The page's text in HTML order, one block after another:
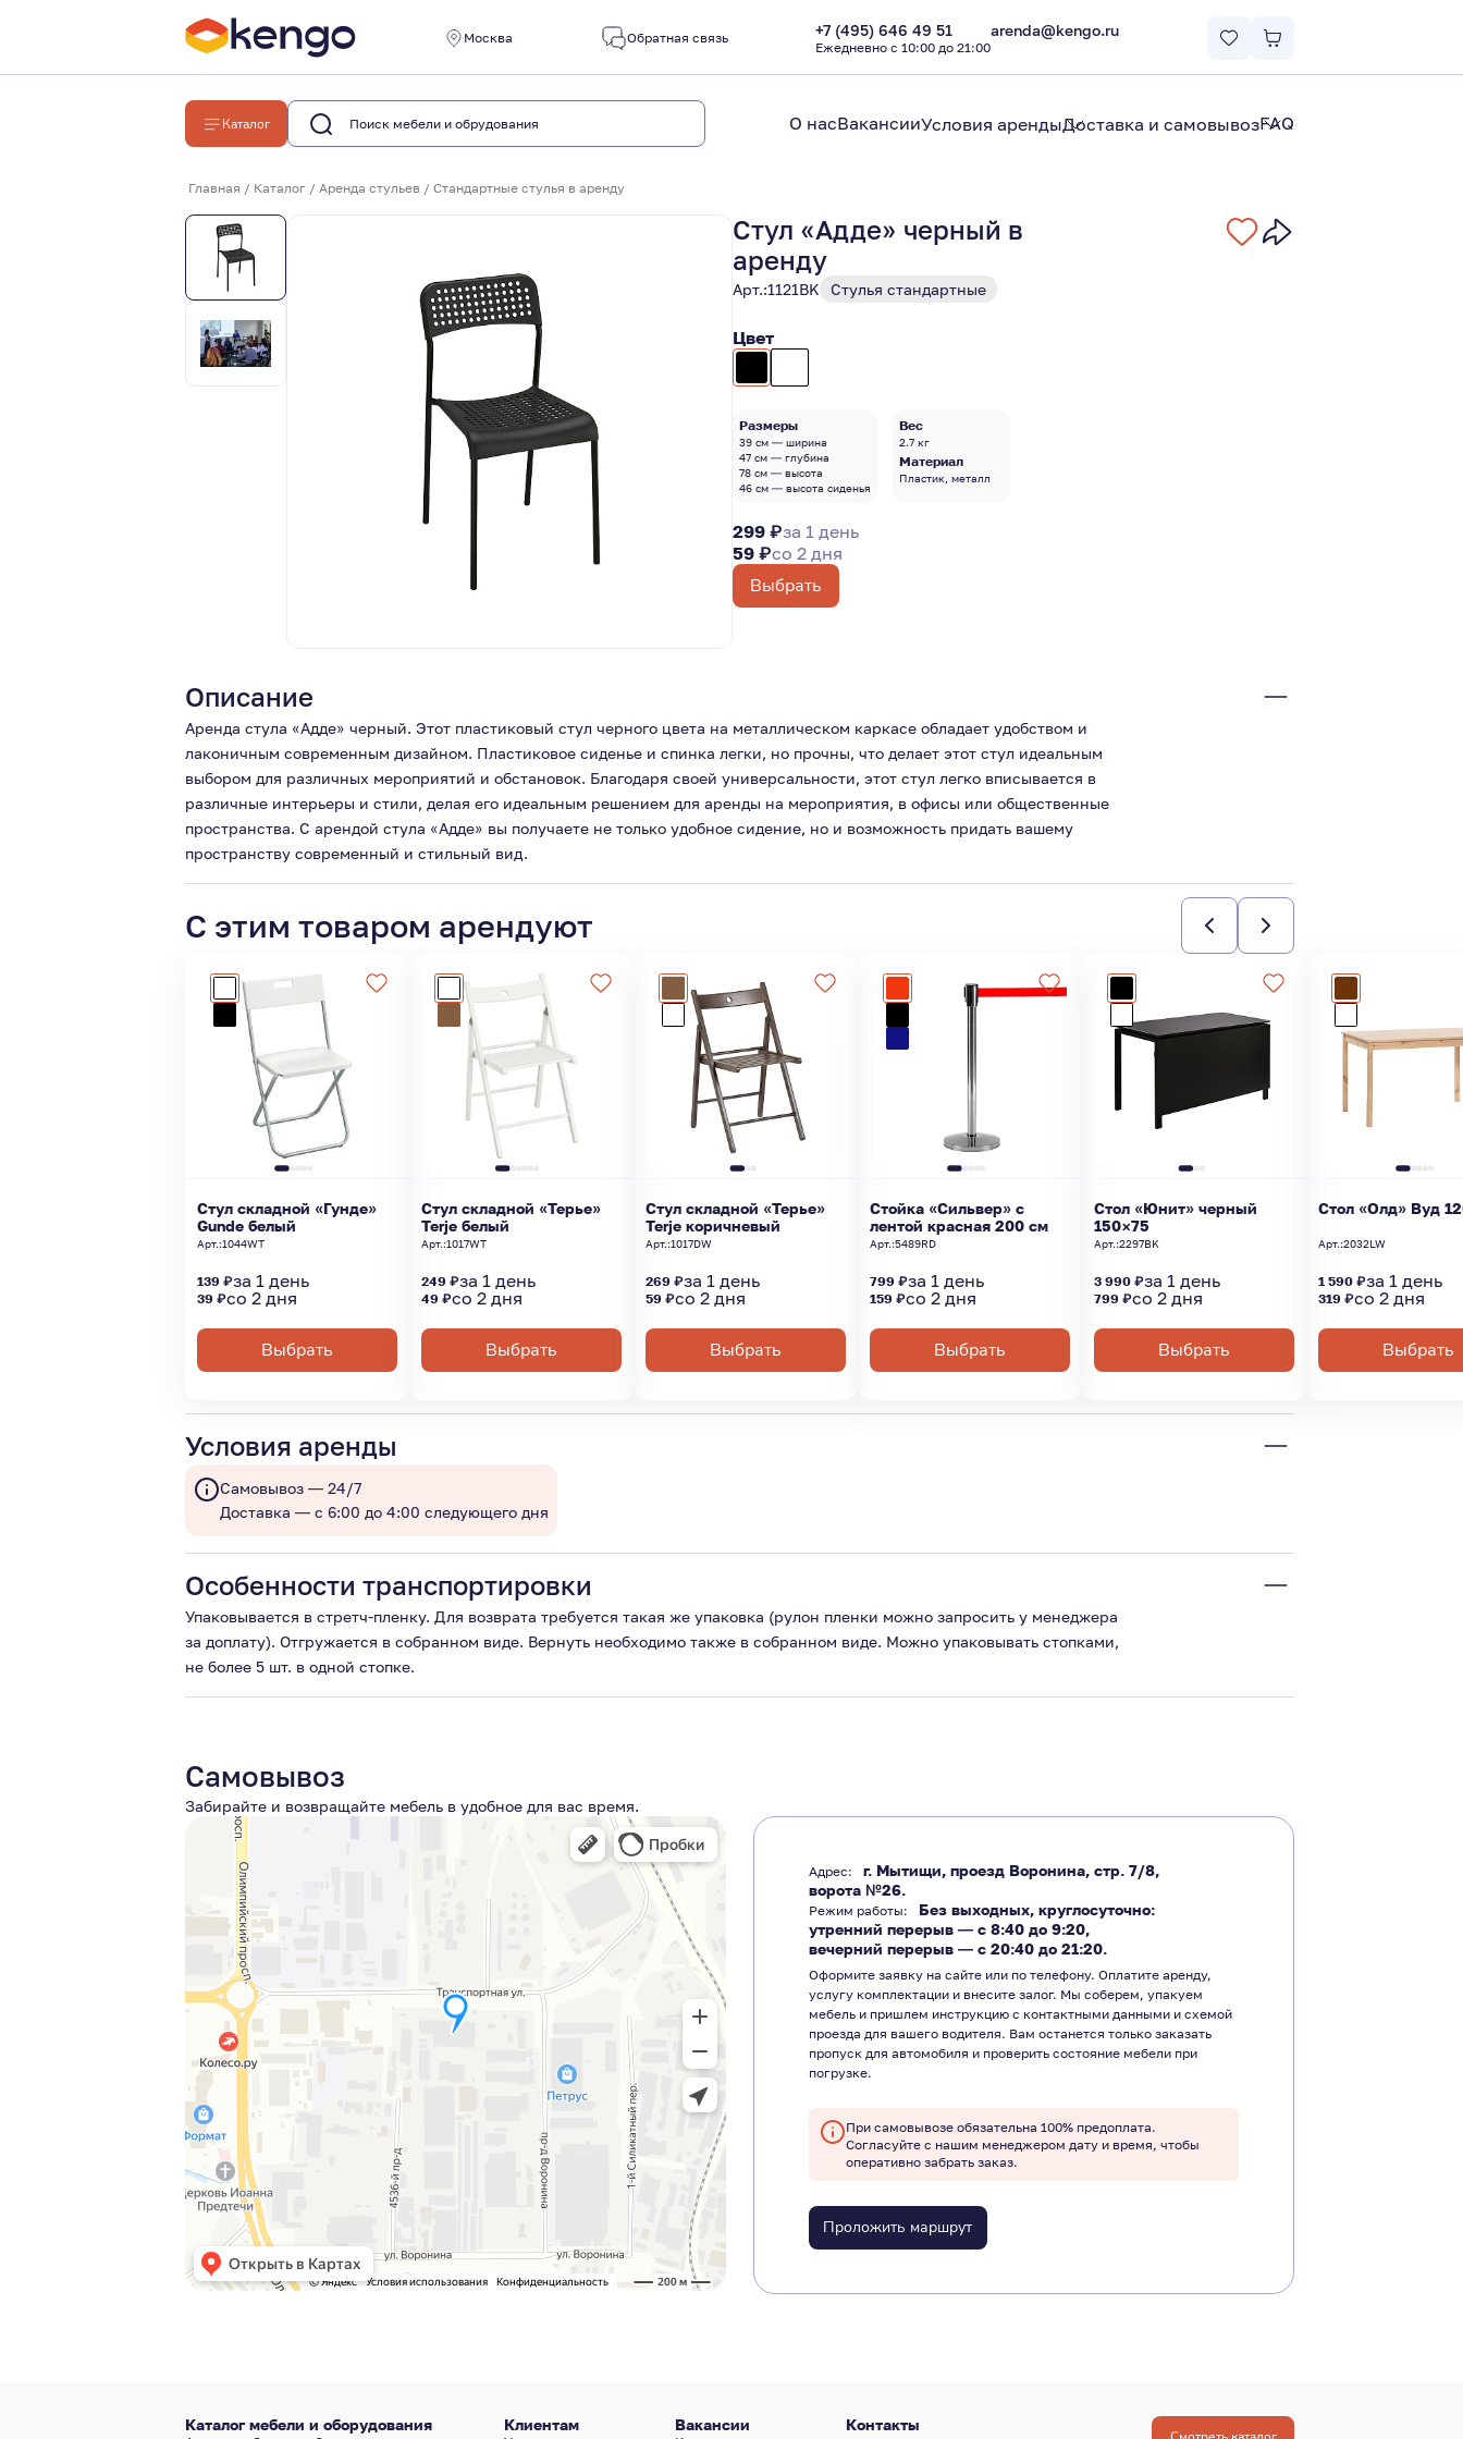
Москва Обратная связь +7 (495) 646 49 51
Ежедневно с 10:00 до 21:00
arenda@kengo.ru
Каталог О насВакансииУсловия арендыДоставка и самовывозFAQ
Главная / Каталог / Аренда стульев / Стандартные стулья в аренду
Стул «Адде» черный в
аренду
Арт.:1121BK Стулья стандартные
Цвет
Размеры
39 см — ширина
47 см — глубина
78 см — высота
46 см — высота сиденья
Вес
2.7 кг
Материал
Пластик, металл
299 ₽за 1 день
59 ₽со 2 дня
Выбрать
Описание
Аренда стула «Адде» черный. Этот пластиковый стул черного цвета на металлическом каркасе обладает удобством и
лаконичным современным дизайном. Пластиковое сиденье и спинка легки, но прочны, что делает этот стул идеальным
выбором для различных мероприятий и обстановок. Благодаря своей универсальности, этот стул легко вписывается в
различные интерьеры и стили, делая его идеальным решением для аренды на мероприятия, в офисы или общественные
пространства. С арендой стула «Адде» вы получаете не только удобное сидение, но и возможность придать вашему
пространству современный и стильный вид.
С этим товаром арендуют
Стул складной «Гунде»
Gunde белый
Арт.:1044WT
139 ₽за 1 день
39 ₽со 2 дня
Выбрать
Стул складной «Терье»
Terje белый
Арт.:1017WT
249 ₽за 1 день
49 ₽со 2 дня
Выбрать
Стул складной «Терье»
Terje коричневый
Арт.:1017DW
269 ₽за 1 день
59 ₽со 2 дня
Выбрать
Стойка «Сильвер» с
лентой красная 200 см
Арт.:5489RD
799 ₽за 1 день
159 ₽со 2 дня
Выбрать
Стол «Юнит» черный
150×75
Арт.:2297BK
3 990 ₽за 1 день
799 ₽со 2 дня
Выбрать
Стол «Олд» Вуд
Арт.:2032LW
1 590 ₽за 1 день
319 ₽со 2 дня
Выбрать
Условия аренды
Самовывоз — 24/7
Доставка — с 6:00 до 4:00 следующего дня
Особенности транспортировки
Упаковывается в стретч-пленку. Для возврата требуется такая же упаковка (рулон пленки можно запросить у менеджера
за доплату). Отгружается в собранном виде. Вернуть необходимо также в собранном виде. Можно упаковывать стопками,
не более 5 шт. в одной стопке.
Самовывоз
Забирайте и возвращайте мебель в удобное для вас время.
Адрес:
г. Мытищи, проезд Воронина, стр. 7/8,
ворота №26.
Режим работы:
Без выходных, круглосуточно:
утренний перерыв ― с 8:40 до 9:20,
вечерний перерыв ― с 20:40 до 21:20.
Оформите заявку на сайте или по телефону. Оплатите аренду,
услугу комплектации и внесите залог. Мы соберем, упакуем
мебель и пришлем инструкцию с контактными данными и схемой
проезда для вашего водителя. Вам останется только заказать
пропуск для автомобиля и проверить состояние мебели при
погрузке.
При самовывозе обязательна 100% предоплата.
Согласуйте с нашим менеджером дату и время, чтобы
оперативно забрать заказ.
Проложить маршрут
Контакты
Клиентам Вакансии
Каталог мебели и оборудования